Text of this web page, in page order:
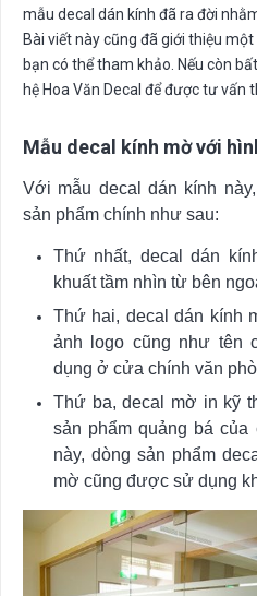
mẫu decal dán kính đã ra đời
Bài viết này cũng đã giới thiệu
bạn có thể tham khảo. Nếu còn
hệ Hoa Văn Decal để được tư vấn
Mẫu decal kính mờ với
Với mẫu decal dán kính
sản phẩm chính như sau:
Thứ nhất, decal dán
khuất tầm nhìn từ bên
Thứ hai, decal dán kính
ảnh logo cũng như tên
dụng ở cửa chính văn
Thứ ba, decal mờ in kỹ
sản phẩm quảng bá
này, dòng sản phẩm
mờ cũng được sử dụng